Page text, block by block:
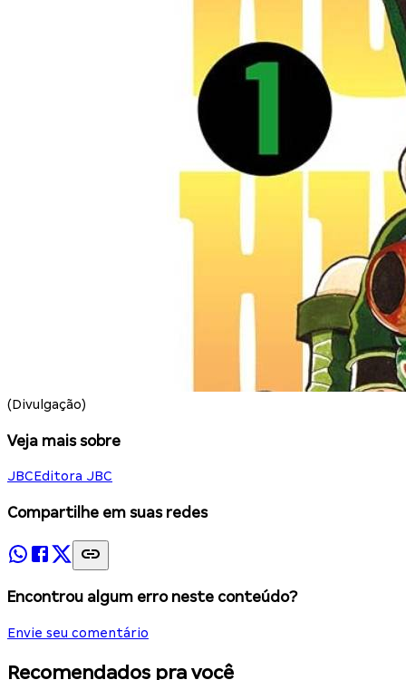
(Divulgação)
Veja mais sobre
JBCEditora JBC
Compartilhe em suas redes
Encontrou algum erro neste conteúdo?
Envie seu comentário
Recomendados pra você